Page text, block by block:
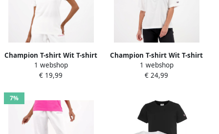
Champion T-shirt Wit T-shirt
Dames
1 webshop
€ 19,99
Champion T-shirt Wit T-shirt
Dames
1 webshop
€ 24,99
7%